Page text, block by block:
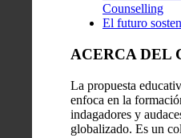
Counselling
El futuro
ACERCA DEL
La propuesta
enfoca en la
indagadores y
globalizado. Es un